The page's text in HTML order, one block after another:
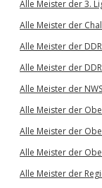
Alle Meister der 3.
Alle Meister der
Alle Meister der
Alle Meister der
Alle Meister der
Alle Meister der
Alle Meister der
Alle Meister der
Alle Meister der